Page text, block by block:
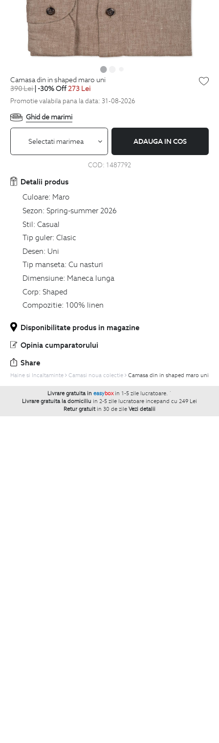
camasa din in shaped maro uni
390Lei| -30% Off273 Lei
Promotie valabila pana la data: 31-08-2026
Ghid de marimi
Selectati marimea ADAUGA IN COS
COD: 1487792
Detalii produs
Culoare: Maro
Sezon: Spring-summer 2026
Stil: Casual
Tip guler: Clasic
Desen: Uni
Tip manseta: Cu nasturi
Dimensiune: Maneca lunga
Corp: Shaped
Compozitie: 100% linen
Disponibilitate produs in magazine
Opinia cumparatorului
Share
Haine si Incaltaminte Camasi noua colectie Camasa din in shaped maro uni
Livrare gratuita in easybox in 1-5 zile lucratoare. `
Livrare gratuita la domiciliu in 2-5 zile lucratoare incepand cu 249 Lei
Retur gratuit in 30 de zile Vezi detalii